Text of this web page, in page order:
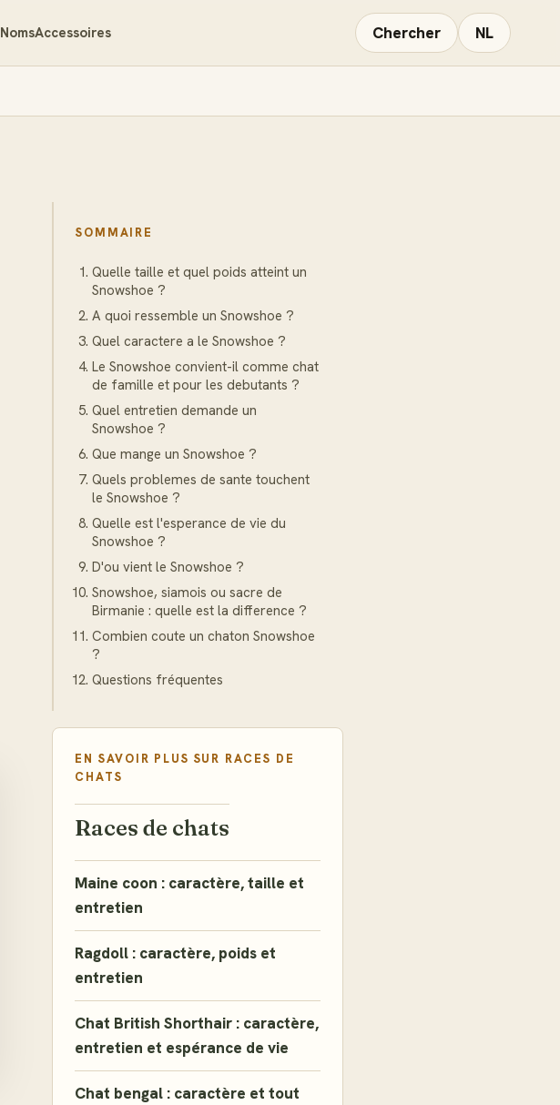
NomsAccessoires Chercher NL
SOMMAIRE
Quelle taille et quel poids atteint un
Snowshoe ?
A quoi ressemble un Snowshoe ?
Quel caractere a le Snowshoe ?
Le Snowshoe convient-il comme chat
de famille et pour les debutants ?
Quel entretien demande un
Snowshoe ?
Que mange un Snowshoe ?
Quels problemes de sante touchent
le Snowshoe ?
Quelle est l'esperance de vie du
Snowshoe ?
D'ou vient le Snowshoe ?
Snowshoe, siamois ou sacre de
Birmanie : quelle est la difference ?
Combien coute un chaton Snowshoe
?
Questions fréquentes
EN SAVOIR PLUS SUR RACES DE
CHATS
Races de chats
Maine coon : caractère, taille et
entretien
Ragdoll : caractère, poids et
entretien
Chat British Shorthair : caractère,
entretien et espérance de vie
Chat bengal : caractère et tout